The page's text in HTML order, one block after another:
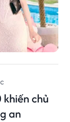
chủ
an